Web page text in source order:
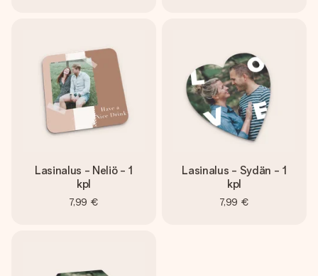
Lasinalus - Neliö - 1
kpl
7,99 €
Lasinalus - Sydän - 1
kpl
7,99 €